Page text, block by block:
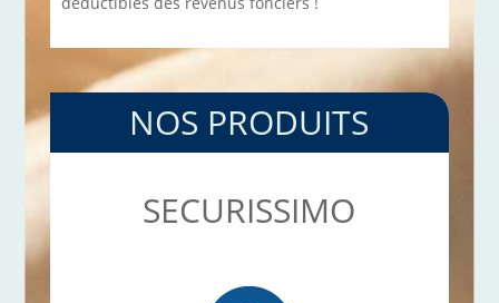
NOS PRODUITS
SECURISSIMO